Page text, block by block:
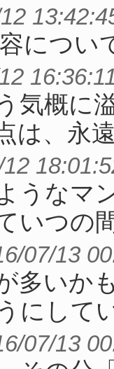
につい
気概に
は、永
うなマ
いつの
07/13
多いか
にして
07/13